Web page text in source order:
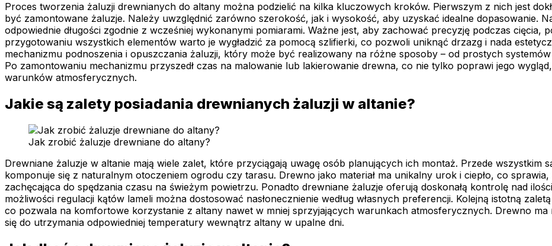
Proces tworzenia żaluzji drewnianych do altany można podzielić na kilka kluczowych kroków. Pierwszym z nich jest
być zamontowane żaluzje. Należy uwzględnić zarówno szerokość, jak i wysokość, aby uzyskać idealne dopasowanie.
odpowiednie długości zgodnie z wcześniej wykonanymi pomiarami. Ważne jest, aby zachować precyzję podczas cięcia,
przygotowaniu wszystkich elementów warto je wygładzić za pomocą szlifierki, co pozwoli uniknąć drzazg i nada
mechanizmu podnoszenia i opuszczania żaluzji, który może być realizowany na różne sposoby – od prostych
Po zamontowaniu mechanizmu przyszedł czas na malowanie lub lakierowanie drewna, co nie tylko poprawi jego
warunków atmosferycznych.
Jakie są zalety posiadania drewnianych żaluzji w altanie?
Jak zrobić żaluzje drewniane do altany?
Drewniane żaluzje w altanie mają wiele zalet, które przyciągają uwagę osób planujących ich montaż. Przede wszystkim
komponuje się z naturalnym otoczeniem ogrodu czy tarasu. Drewno jako materiał ma unikalny urok i ciepło, co
zachęcająca do spędzania czasu na świeżym powietrzu. Ponadto drewniane żaluzje oferują doskonałą kontrolę nad
możliwości regulacji kątów lameli można dostosować nasłonecznienie według własnych preferencji. Kolejną istotną
co pozwala na komfortowe korzystanie z altany nawet w mniej sprzyjających warunkach atmosferycznych. Drewno
się do utrzymania odpowiedniej temperatury wewnątrz altany w upalne dni.